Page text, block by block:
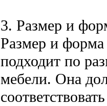
3. Размер и
Размер и
подходит по
мебели. Она